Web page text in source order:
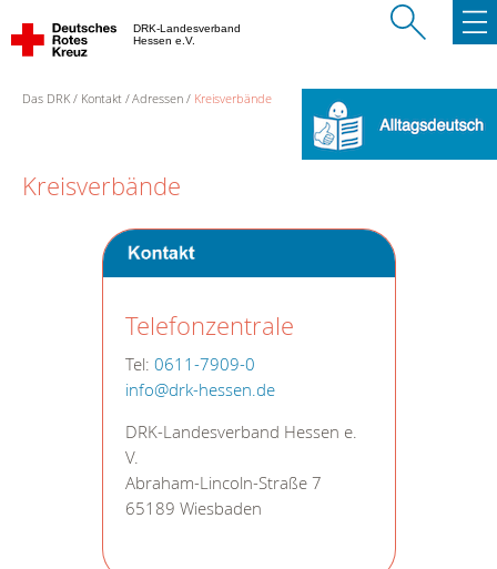
DRK-Landesverband
Hessen e.V.
Das DRK Kontakt Adressen Kreisverbände
Kreisverbände
Telefonzentrale
Tel: 0611-7909-0
info@drk-hessen.de
DRK-Landesverband Hessen e.
V.
Abraham-Lincoln-Straße 7
65189 Wiesbaden